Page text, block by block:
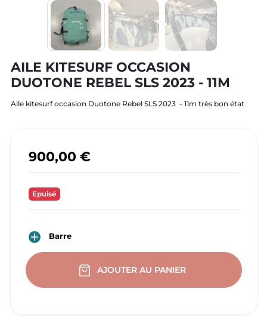
AILE KITESURF OCCASION
DUOTONE REBEL SLS 2023 - 11M
Aile kitesurf occasion Duotone Rebel SLS 2023 - 11m très bon état
900,00 €
Epuisé
 Barre
AJOUTER AU PANIER